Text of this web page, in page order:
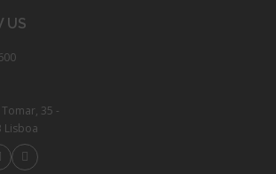
35 -
Lisboa
US